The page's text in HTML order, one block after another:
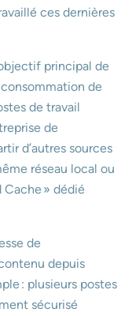
ces dernières
principal de
de
de travail
de
d’autres sources
réseau local ou
» dédié
de
depuis
: plusieurs postes
sécurisé